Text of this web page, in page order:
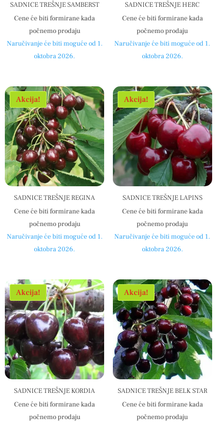
SADNICE TREŠNJE SAMBERST
Cene će biti formirane kada
počnemo prodaju
Naručivanje će biti moguće od 1.
oktobra 2026.
SADNICE TREŠNJE HERC
Cene će biti formirane kada
počnemo prodaju
Naručivanje će biti moguće od 1.
oktobra 2026.
Akcija!
SADNICE TREŠNJE REGINA
Cene će biti formirane kada
počnemo prodaju
Naručivanje će biti moguće od 1.
oktobra 2026.
Akcija!
SADNICE TREŠNJE LAPINS
Cene će biti formirane kada
počnemo prodaju
Naručivanje će biti moguće od 1.
oktobra 2026.
Akcija!
SADNICE TREŠNJE KORDIA
Cene će biti formirane kada
počnemo prodaju
Akcija!
SADNICE TREŠNJE BELK STAR
Cene će biti formirane kada
počnemo prodaju